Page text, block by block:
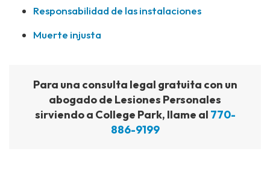
Responsabilidad de las instalaciones
Muerte injusta
Para una consulta legal gratuita con un
abogado de Lesiones Personales
sirviendo a College Park, llame al 770-
886-9199